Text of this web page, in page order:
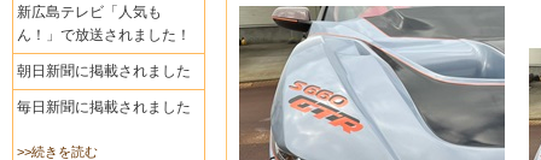
新広島テレビ「人気も
ん！」で放送されました！
朝日新聞に掲載されました
毎日新聞に掲載されました
>>続きを読む